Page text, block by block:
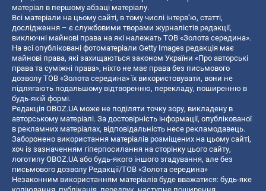
матеріал в першому абзаці матеріалу.
Всі матеріали на цьому сайті, в тому числі інтерв’ю, статті,
дослідження – є службовими творами журналістів редакції,
виключні майнові права на які належать ТОВ «Золота середина».
На всі опубліковані фотоматеріали Getty Images редакція має
майнові права, які захищаються законом України «Про авторські
права та суміжні права», ніхто не має права без письмового
дозволу ТОВ «Золота середина» їх використовувати, вони не
підлягають подальшому відтворенню, перекладу, поширенню в
будь-якій формі.
Редакція OBOZ.UA може не поділяти точку зору, викладену в
авторському матеріалі. За достовірність інформації, опублікованої
в рекламних матеріалах, відповідальність несе рекламодавець.
Заборонено використання матеріалів розміщених на цьому сайті,
хоч із зазначенням гіперпосилання на сторінку цього сайту,
логотипу OBOZ.UA або будь-якого іншого згадування, але без
письмового дозволу Редакції/ТОВ «Золота середина»
Незаконним використанням матеріалів буде вважатися: будь-яке